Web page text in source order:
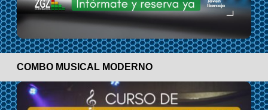
COMBO MUSICAL MODERNO